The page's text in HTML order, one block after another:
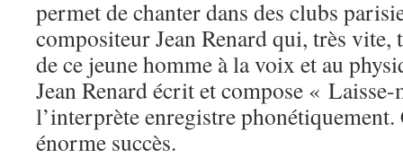
permet de chanter dans des clubs
compositeur Jean Renard qui, très vite,
de ce jeune homme à la voix et au
Jean Renard écrit et compose «
l’interprète enregistre phonétiquement.
énorme succès.